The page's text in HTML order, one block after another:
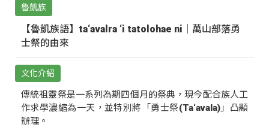
魯凱族
【魯凱族語】ta‘avalra ‘i tatolohae ni｜萬山部落勇
士祭的由來
文化介紹
傳統祖靈祭是一系列為期四個月的祭典，現今配合族人工
作求學濃縮為一天，並特別將「勇士祭(Ta‘avala)」凸顯
辦理。